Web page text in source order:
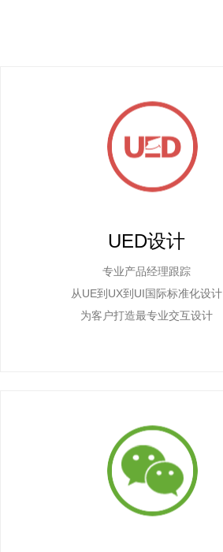
UED设计
专业产品经理跟踪
从UE到UX到UI国际标准化设计
为客户打造最专业交互设计